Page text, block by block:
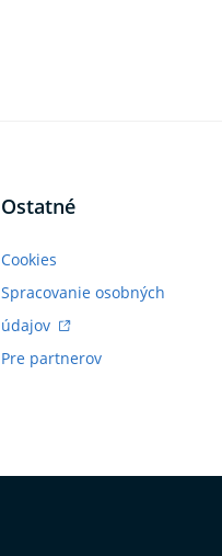
Ostatné
Cookies
Spracovanie osobných
údajov
Pre partnerov